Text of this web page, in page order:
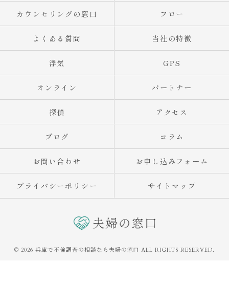
カウンセリングの窓口 フロー
よくある質問 当社の特徴
浮気 GPS
オンライン パートナー
探偵 アクセス
ブログ コラム
お問い合わせ お申し込みフォーム
プライバシーポリシー サイトマップ
© 2026 兵庫で不倫調査の相談なら夫婦の窓口 ALL RIGHTS RESERVED.